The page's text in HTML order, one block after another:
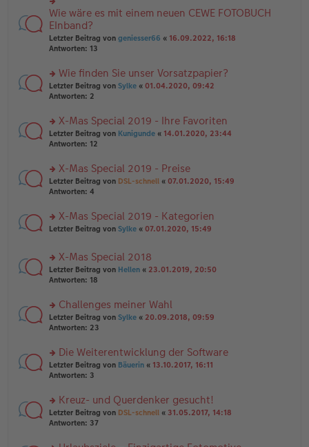
tr
a
g
e
n
er
B
ei
tr
g
n
g
el
es
e
er
B
ei
tr
g
rs
te
r
u
n
el
es
e
B
ei
tr
g
Wie wäre es mit einem neuen CEWE FOTOBUCH
EInband?
Letzter Beitrag von geniesser66 « 16.09.2022, 16:18
Antworten: 13
rs
te
n
g
el
e
n
er
tr
a
Wie finden Sie unser Vorsatzpapier?
Letzter Beitrag von Sylke « 01.04.2020, 09:42
Antworten: 2
rs
te
n
g
el
e
n
ei
tr
a
X-Mas Special 2019 - Ihre Favoriten
Letzter Beitrag von Kunigunde « 14.01.2020, 23:44
Antworten: 12
rs
te
n
g
es
e
n
er
ei
tr
a
X-Mas Special 2019 - Preise
Letzter Beitrag von DSL-schnell « 07.01.2020, 15:49
Antworten: 4
rs
u
n
g
es
e
n
er
ei
tr
a
X-Mas Special 2019 - Kategorien
Letzter Beitrag von Sylke « 07.01.2020, 15:49
rs
te
n
g
el
e
n
er
tr
a
g
X-Mas Special 2018
Letzter Beitrag von Hellen « 23.01.2019, 20:50
Antworten: 18
rs
te
n
g
el
e
n
er
Challenges meiner Wahl
Letzter Beitrag von Sylke « 20.09.2018, 09:59
Antworten: 23
rs
te
n
g
el
Die Weiterentwicklung der Software
Letzter Beitrag von Bäuerin « 13.10.2017, 16:11
Antworten: 3
rs
te
Kreuz- und Querdenker gesucht!
Letzter Beitrag von DSL-schnell « 31.05.2017, 14:18
Antworten: 37